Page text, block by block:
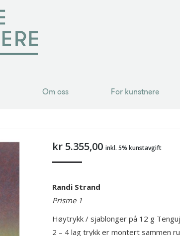
Om oss For kunstnere
kr5.355,00 inkl. 5% kunstavgift
Randi Strand
Prisme 1
Høytrykk / sjablonger på 12 g
2 – 4 lag trykk er montert sammen